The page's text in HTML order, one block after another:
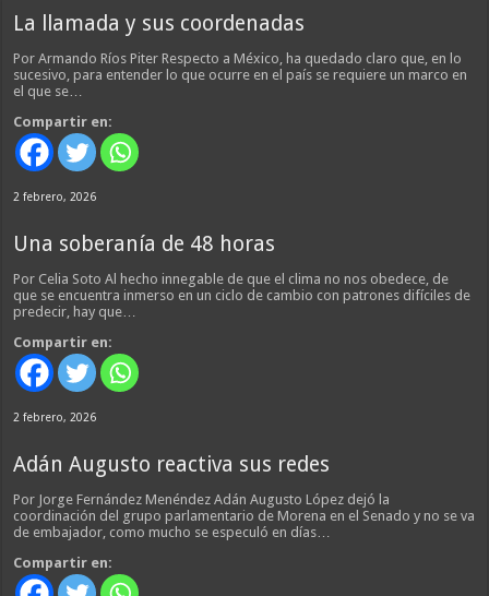
La llamada y sus coordenadas
Por Armando Ríos Piter Respecto a México, ha quedado claro que, en lo
sucesivo, para entender lo que ocurre en el país se requiere un marco en
el que se…
Compartir en:
2 febrero, 2026
Una soberanía de 48 horas
Por Celia Soto Al hecho innegable de que el clima no nos obedece, de
que se encuentra inmerso en un ciclo de cambio con patrones difíciles de
predecir, hay que…
Compartir en:
2 febrero, 2026
Adán Augusto reactiva sus redes
Por Jorge Fernández Menéndez Adán Augusto López dejó la
coordinación del grupo parlamentario de Morena en el Senado y no se va
de embajador, como mucho se especuló en días…
Compartir en: